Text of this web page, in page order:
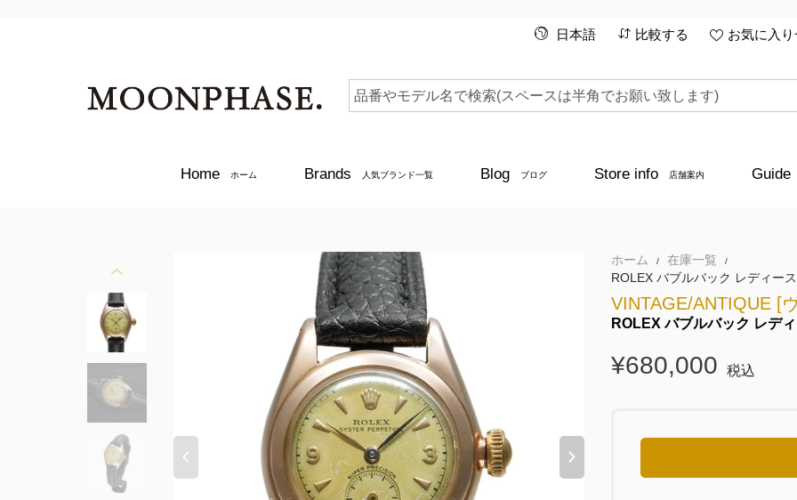
日本語 比較する お気に入
Home ホーム Brands 人気ブランド一覧 Blog ブログ Store info 店舗案内 Guide
ホーム / 在庫一覧 /
ROLEX バブルバック レディー
VINTAGE/ANTIQUE [
ROLEX バブルバック レデ
¥680,000 税込